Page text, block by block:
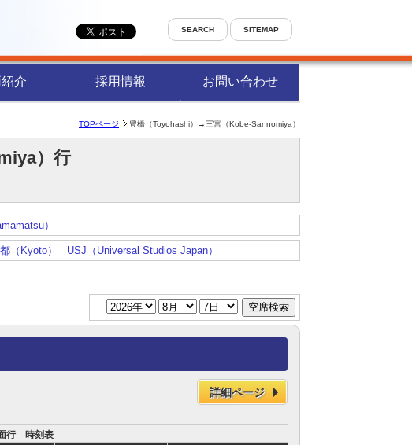
介 採用情報 お問い合わせ
SEARCH SITEMAP
TOPページ 豊橋（Toyohashi）→三宮（Kobe-Sannomiya）
）行
）
（Kyoto） USJ（Universal Studios Japan）
詳細ページ
行 時刻表